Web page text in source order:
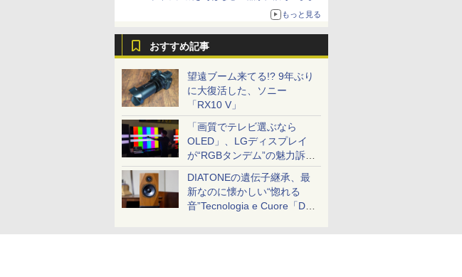
もっと見る
おすすめ記事
望遠ブーム来てる!? 9年ぶり
に大復活した、ソニー
「RX10 V」
「画質でテレビ選ぶなら
OLED」、LGディスプレイ
が“RGBタンデム”の魅力訴
求。液晶とのガチ比較も
DIATONEの遺伝子継承、最
新なのに懐かしい“惚れる
音”Tecnologia e Cuore「DS-